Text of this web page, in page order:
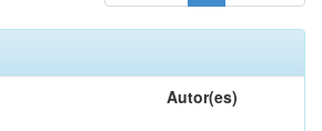
Autor(es)